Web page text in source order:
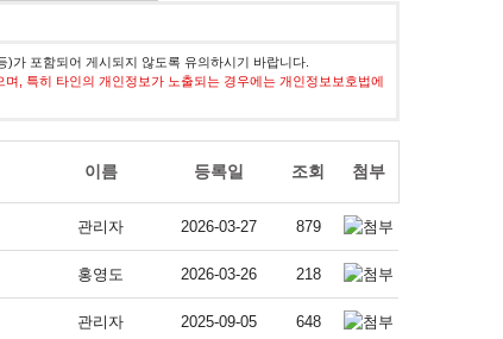
가 포함되어 게시되지 않도록 유의하시기 바랍니다.
, 특히 타인의 개인정보가 노출되는 경우에는 개인정보보호법에
이름 등록일 조회 첨부
관리자 2026-03-27 879
홍영도 2026-03-26 218
관리자 2025-09-05 648